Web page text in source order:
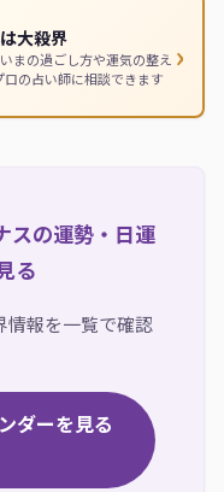
大殺界
まの過ごし方や運気の整え
の占い師に相談できます
›
スの運勢・日運
る
情報を一覧で確認
ダーを見る